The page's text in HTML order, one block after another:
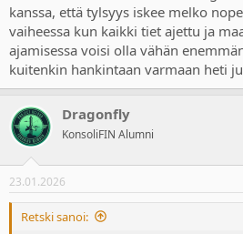
kanssa, että tylsyys iskee melko
vaiheessa kun kaikki tiet ajettu ja
ajamisessa voisi olla vähän
kuitenkin hankintaan varmaan heti
Dragonfly
KonsoliFIN Alumni
23.01.2026
Retski sanoi: